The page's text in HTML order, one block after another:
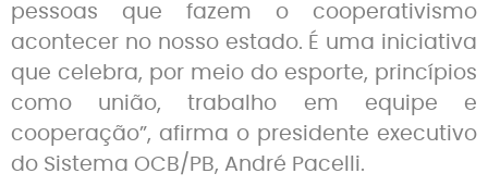
pessoas que fazem o cooperativismo
acontecer no nosso estado. É uma iniciativa
que celebra, por meio do esporte, princípios
como união, trabalho em equipe e
cooperação”, afirma o presidente executivo
do Sistema OCB/PB, André Pacelli.